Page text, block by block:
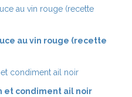
au vin rouge (recette
et condiment ail noir